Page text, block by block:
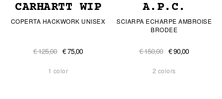
CARHARTT WIP
COPERTA HACKWORK UNISEX
€ 125,00 € 75,00
1 color
A.P.C.
SCIARPA ECHARPE AMBROISE
BRODEE
€ 150,00 € 90,00
2 colors